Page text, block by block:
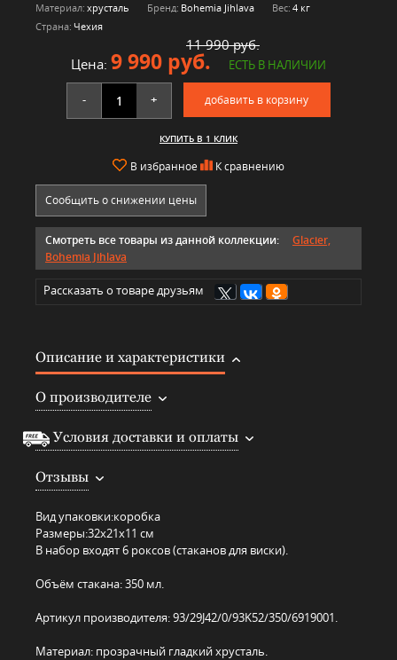
Материал: хрусталь Бренд: Bohemia Jihlava Вес: 4 кг
Страна: Чехия
11 990 руб.
Цена: 9 990 руб. ЕСТЬ В НАЛИЧИИ
- + добавить в корзину
КУПИТЬ В 1 КЛИК
В избранное К сравнению
Сообщить о снижении цены
Смотреть все товары из данной коллекции:
Glacier,
Bohemia Jihlava
Рассказать о товаре друзьям
Описание и характеристики
О производителе
Условия доставки и оплаты
Отзывы
Вид упаковки:коробка
Размеры:32х21х11 см
В набор входят 6 роксов (стаканов для виски).
Объём стакана: 350 мл.
Артикул производителя: 93/29J42/0/93K52/350/6919001.
Материал: прозрачный гладкий хрусталь.